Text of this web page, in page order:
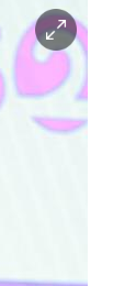
이
미
지
확